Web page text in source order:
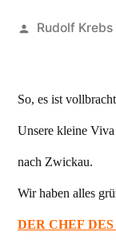
Veröffentlicht
Rudolf Krebs
So, es ist
Unsere kleine
nach Zwickau.
Wir haben alles
DER CHEF DES